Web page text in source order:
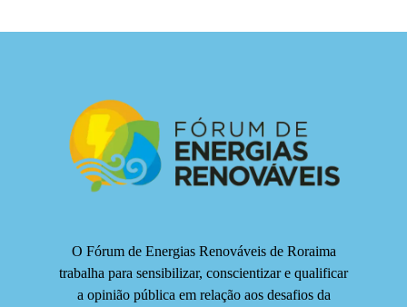
O Fórum de Energias Renováveis de Roraima
trabalha para sensibilizar, conscientizar e qualificar
a opinião pública em relação aos desafios da